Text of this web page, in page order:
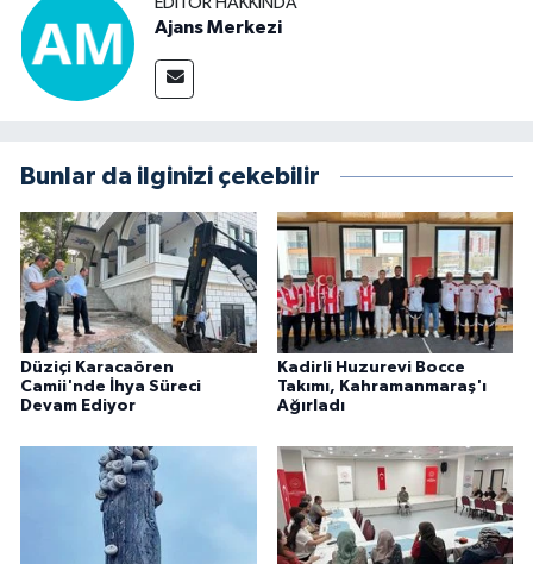
Ajans Merkezi
Bunlar da ilginizi çekebilir
Düziçi Karacaören
Camii'nde İhya Süreci
Devam Ediyor
Kadirli Huzurevi Bocce
Takımı, Kahramanmaraş'ı
Ağırladı